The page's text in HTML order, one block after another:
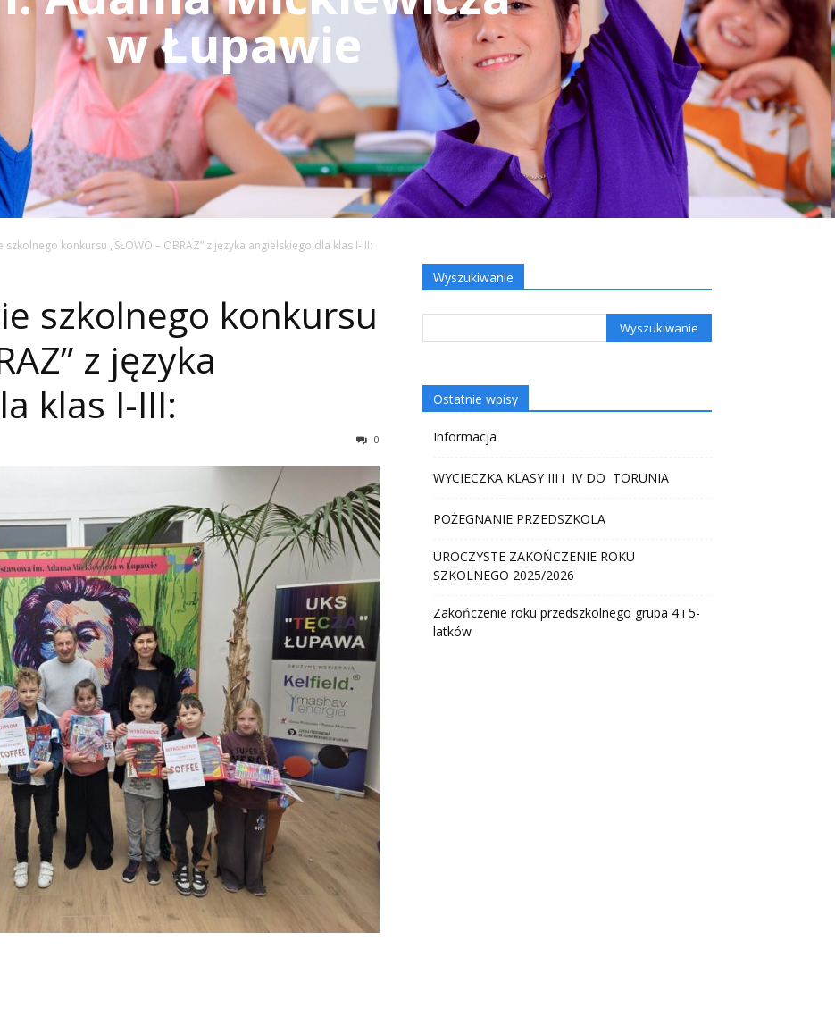
w Łupawie
szkolnego konkursu „SŁOWO – OBRAZ” z języka angielskiego dla klas I-III:
szkolnego konkursu
z języka
klas I-III:
0
Wyszukiwanie
Ostatnie wpisy
Informacja
WYCIECZKA KLASY III i IV DO TORUNIA
POŻEGNANIE PRZEDSZKOLA
UROCZYSTE ZAKOŃCZENIE ROKU
SZKOLNEGO 2025/2026
Zakończenie roku przedszkolnego grupa 4 i 5-
latków